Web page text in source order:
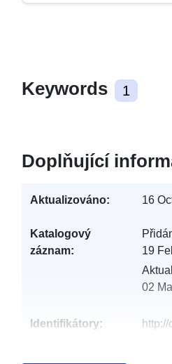
Keywords 1
Doplňující
Aktualizováno: 16
Katalogový
záznam:
19
02
Identifikátory: